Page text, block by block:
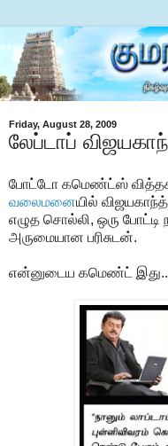
Friday, August 28, 2009
லேப்டாப்
போட்டோ கமெண்ட்ஸ்
வலைமனையில்
எழுத சொல்லி, ஒரு போட்டி
அருமையான பரிசுடன்.
என்னுடைய கமெண்ட்